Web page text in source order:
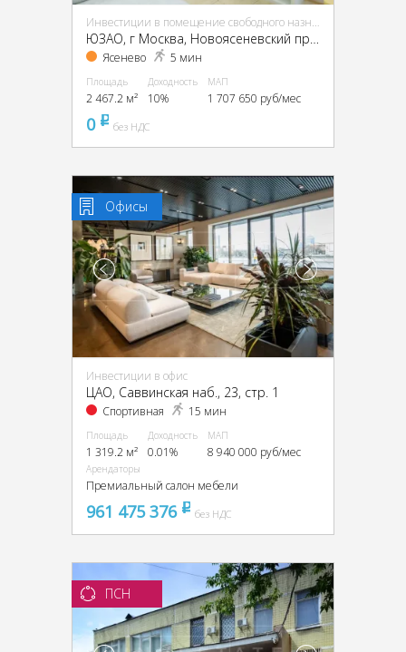
Инвестиции в помещение свободного назначения (ПСН)
ЮЗАО, г Москва, Новоясеневский пр-т, 13, кор. 2
Ясенево 5 мин
Площадь
2 467.2 м²
Доходность
10%
МАП
1 707 650 руб/мес
0 pуббез НДС
Офисы
Инвестиции в офис
ЦАО, Саввинская наб., 23, стр. 1
Спортивная 15 мин
Площадь
1 319.2 м²
Доходность
0.01%
МАП
8 940 000 руб/мес
Арендаторы
Премиальный салон мебели
961 475 376 pуббез НДС
ПСН